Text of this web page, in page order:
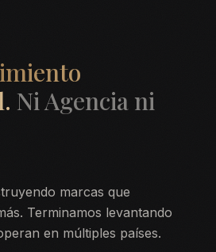
Ni Agencia ni
marcas que
Terminamos levantando
en múltiples países.